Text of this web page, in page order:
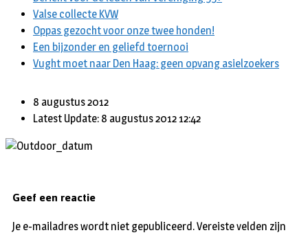
Valse collecte KVW
Oppas gezocht voor onze twee honden!
Een bijzonder en geliefd toernooi
Vught moet naar Den Haag: geen opvang asielzoekers
8 augustus 2012
Latest Update: 8 augustus 2012 12:42
Geef een reactie
Je e-mailadres wordt niet gepubliceerd.Vereiste velden zijn